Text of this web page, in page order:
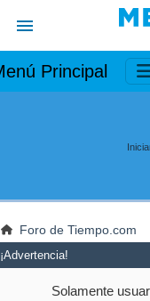
Principal
Foro de Tiempo.com
¡Advertencia!
Solamente